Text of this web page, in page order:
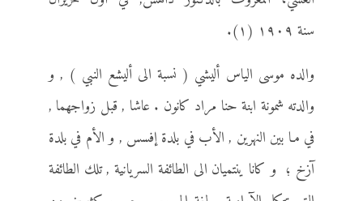
سنة ١٩٠٩ (١).
والده موسى الياس أليشي ( نسبة الى أليشع النبي ) , و
والدته شمونة ابنة حنا مراد كانون . عاشا , قبل زواجهما ,
في مـا بين النهرين , الأب في بلدة إفسس , و الأم في بلدة
آزخ ؛ و كانا ينتميان الى الطائفة السريانية , تلك الطائفة